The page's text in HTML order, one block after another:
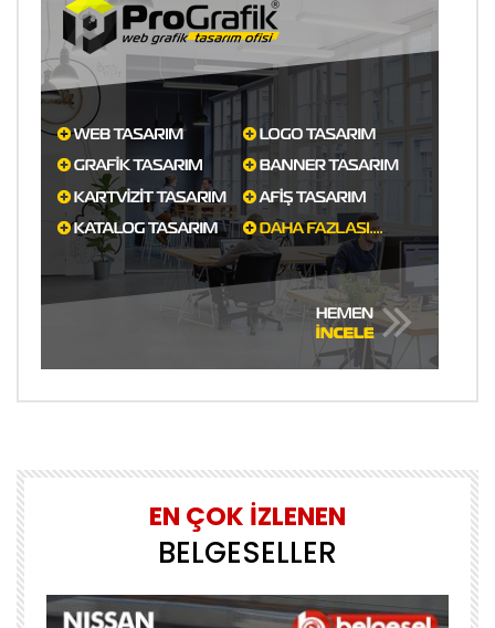
EN ÇOK İZLENEN
BELGESELLER